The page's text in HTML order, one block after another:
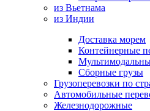
из Вьетнама
из Индии
Доставка морем
Контейнерные
Сборные грузы
Грузоперевозки по
Автомобильные
Железнодорожные